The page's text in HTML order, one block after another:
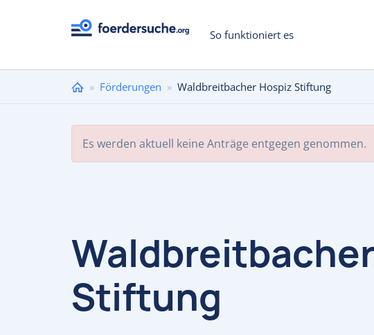
So funktioniert es
Sie
hier
» Förderungen » Waldbreitbacher Hospiz Stiftung
Es werden aktuell keine Anträge entgegen genommen.
Stiftung